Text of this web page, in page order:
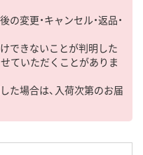
変更・キャンセル・返品・
できないことが判明した
ていただくことがありま
た場合は、入荷次第のお届